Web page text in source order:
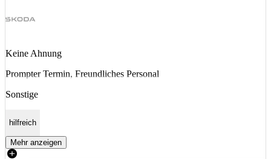
Keine Ahnung
Prompter Termin, Freundliches Personal
Sonstige
hilfreich
Mehr anzeigen